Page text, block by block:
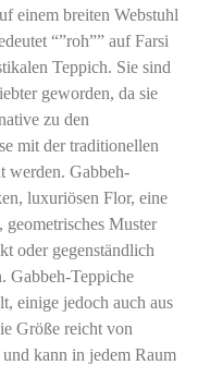
einem breiten Webstuhl
“”roh”” auf Farsi
Teppich. Sie sind
geworden, da sie
zu den
mit der traditionellen
werden. Gabbeh-
luxuriösen Flor, eine
Muster
oder gegenständlich
Gabbeh-Teppiche
einige jedoch auch aus
Größe reicht von
kann in jedem Raum